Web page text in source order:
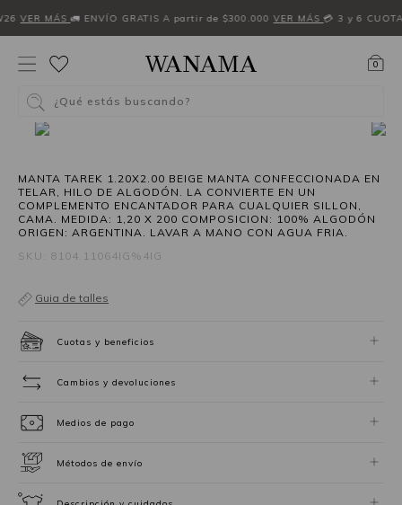
VER MÁS🚛 ENVÍO GRATIS A partir de $300.000VER MÁS💳 3 y 6 CUOTAS
0
¿Qué estás buscando?
MANTA TAREK 1.20X2.00 BEIGE MANTA CONFECCIONADA EN
TELAR, HILO DE ALGODÓN. LA CONVIERTE EN UN
COMPLEMENTO ENCANTADOR PARA CUALQUIER SILLON,
CAMA. MEDIDA: 1,20 X 200 COMPOSICION: 100% ALGODÓN
ORIGEN: ARGENTINA. LAVAR A MANO CON AGUA FRIA.
SKU: 8104.11064IG%4IG
Guia de talles
Cuotas y beneficios
Cambios y devoluciones
Medios de pago
Métodos de envío